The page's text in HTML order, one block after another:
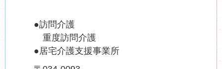
●訪問介護
重度訪問介護
●居宅介護支援事業所